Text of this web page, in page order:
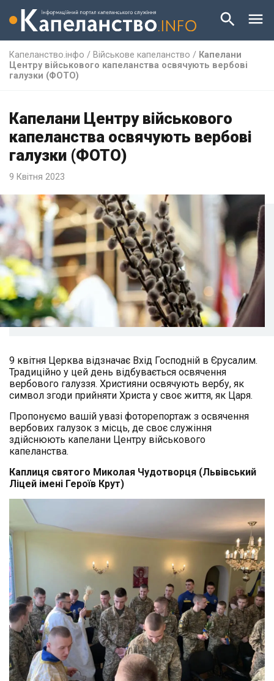
Капеланство.інфо / Військове капеланство / Капелани
Центру військового капеланства освячують вербові
галузки (ФОТО)
Капелани Центру військового
капеланства освячують вербові
галузки (ФОТО)
9 Квітня 2023
9 квітня Церква відзначає Вхід Господній в Єрусалим.
Традиційно у цей день відбувається освячення
вербового галуззя. Християни освячують вербу, як
символ згоди прийняти Христа у своє життя, як Царя.
Пропонуємо вашій увазі фоторепортаж з освячення
вербових галузок з місць, де своє служіння
здійснюють капелани Центру військового
капеланства.
Каплиця святого Миколая Чудотворця (Львівський
Ліцей імені Героїв Крут)